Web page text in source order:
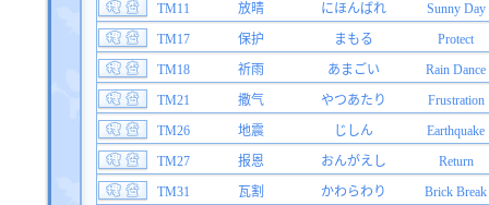
TM11
放晴 にほんばれ
Sunny Day
TM17
保护 まもる
Protect
TM18
祈雨 あまごい
Rain Dance
TM21
撒气 やつあたり
Frustration
TM26
地震 じしん
Earthquake
TM27
报恩 おんがえし
Return
TM31
瓦割 かわらわり
Brick Break